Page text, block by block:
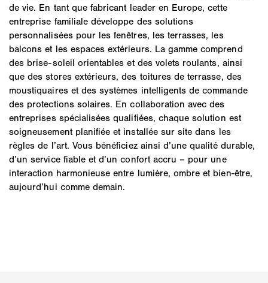
de vie. En tant que fabricant leader en Europe, cette
entreprise familiale développe des solutions
personnalisées pour les fenêtres, les terrasses, les
balcons et les espaces extérieurs. La gamme comprend
des brise-soleil orientables et des volets roulants, ainsi
que des stores extérieurs, des toitures de terrasse, des
moustiquaires et des systèmes intelligents de commande
des protections solaires. En collaboration avec des
entreprises spécialisées qualifiées, chaque solution est
soigneusement planifiée et installée sur site dans les
règles de l’art. Vous bénéficiez ainsi d’une qualité durable,
d’un service fiable et d’un confort accru – pour une
interaction harmonieuse entre lumière, ombre et bien-être,
aujourd’hui comme demain.